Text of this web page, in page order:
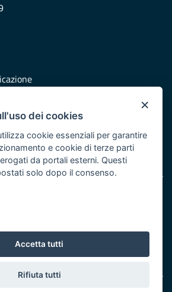
Civile Puglia
risorse del POR Puglia 2014/2020 -
×
dei cookies
cookie essenziali per garantire
e cookie di terze parti
da portali esterni. Questi
solo dopo il consenso.
Accetta tutti
Rifiuta tutti